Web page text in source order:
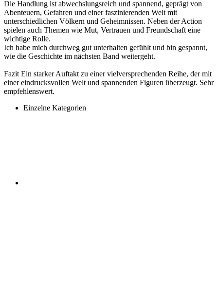
Die Handlung ist abwechslungsreich und spannend, geprägt von
Abenteuern, Gefahren und einer faszinierenden Welt mit
unterschiedlichen Völkern und Geheimnissen. Neben der Action
spielen auch Themen wie Mut, Vertrauen und Freundschaft eine
wichtige Rolle.
Ich habe mich durchweg gut unterhalten gefühlt und bin gespannt,
wie die Geschichte im nächsten Band weitergeht.
Fazit Ein starker Auftakt zu einer vielversprechenden Reihe, der mit
einer eindrucksvollen Welt und spannenden Figuren überzeugt. Sehr
empfehlenswert.
Einzelne Kategorien